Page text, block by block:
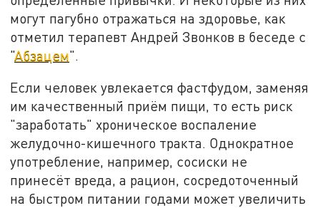
могут пагубно отражаться на здоровье, как
отметил терапевт Андрей Звонков в беседе с
"Абзацем".
Если человек увлекается фастфудом, заменяя
им качественный приём пищи, то есть риск
"заработать" хроническое воспаление
желудочно-кишечного тракта. Однократное
употребление, например, сосиски не
принесёт вреда, а рацион, сосредоточенный
на быстром питании годами может увеличить